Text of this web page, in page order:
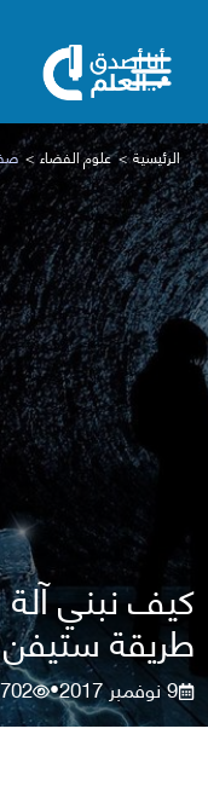
الرئيسية علوم الفضاء
كيف نبني
طريقة
9 نوفمبر 2017 •
702